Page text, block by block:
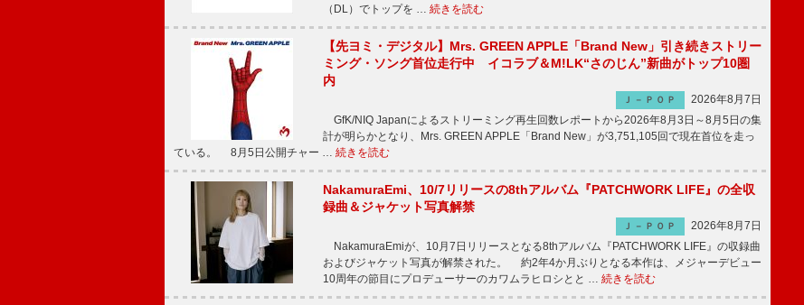
（DL）でトップを … 続きを読む
【先ヨミ・デジタル】Mrs. GREEN APPLE「Brand New」引き続きストリー
ミング・ソング首位走行中 イコラブ＆M!LK“さのじん”新曲がトップ10圏
内
Ｊ－ＰＯＰ
2026年8月7日
GfK/NIQ Japanによるストリーミング再生回数レポートから2026年8月3日～8月5日の集
計が明らかとなり、Mrs. GREEN APPLE「Brand New」が3,751,105回で現在首位を走っ
ている。 8月5日公開チャー … 続きを読む
NakamuraEmi、10/7リリースの8thアルバム『PATCHWORK LIFE』の全収
録曲＆ジャケット写真解禁
Ｊ－ＰＯＰ
2026年8月7日
NakamuraEmiが、10月7日リリースとなる8thアルバム『PATCHWORK LIFE』の収録曲
およびジャケット写真が解禁された。 約2年4か月ぶりとなる本作は、メジャーデビュー
10周年の節目にプロデューサーのカワムラヒロシとと … 続きを読む